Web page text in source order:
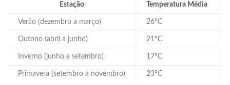
Estação Temperatura Média
Verão (dezembro a março) 26°C
Outono (abril a junho) 21°C
Inverno (junho a setembro) 17°C
Primavera (setembro a novembro) 23°C